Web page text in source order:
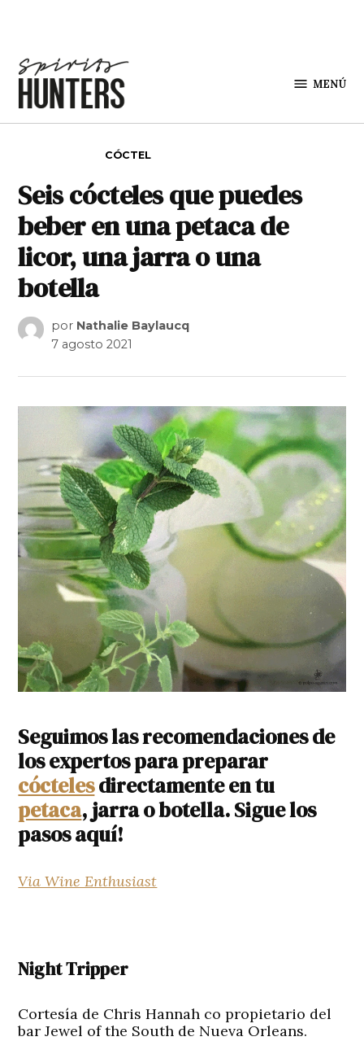
MENÚ
CÓCTEL
Seis cócteles que puedes
beber en una petaca de
licor, una jarra o una
botella
por Nathalie Baylaucq
7 agosto 2021
Seguimos las recomendaciones de
los expertos para preparar
cóctelesdirectamente en tu
petaca, jarra o botella. Sigue los
pasos aquí!
Via Wine Enthusiast
Night Tripper
Cortesía de Chris Hannah co propietario del
bar Jewel of the South de Nueva Orleans.